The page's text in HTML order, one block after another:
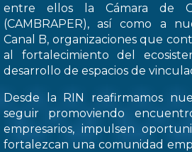
entre ellos la Cámara de
(CAMBRAPER), así como a
Canal B, organizaciones que
al fortalecimiento del
desarrollo de espacios de
Desde la RIN reafirmamos
seguir promoviendo
empresarios, impulsen
fortalezcan una comunidad